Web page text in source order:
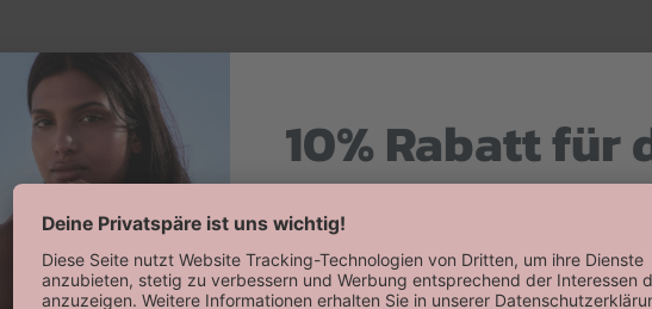
10% Rabatt für
Willkommensrabatt auf deine erste
erhalten!